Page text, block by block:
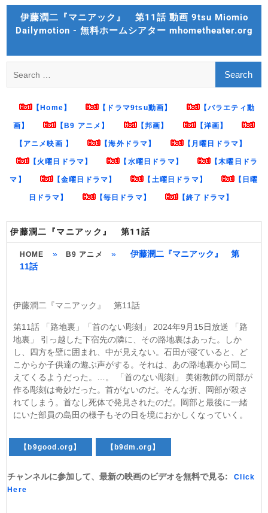
Skip
content
伊藤潤二『マニアック』 第11話 動画 9tsu Miomio
Dailymotion - 無料ホームシアター mhometheater.org
for:
【Home】 【ドラマ9tsu動画】 【バラエティ動
画】 【B9 アニメ】 【邦画】 【洋画】
【アニメ映画 】 【海外ドラマ】 【月曜日ドラマ】
【火曜日ドラマ】 【水曜日ドラマ】 【木曜日ドラ
マ】 【金曜日ドラマ】 【土曜日ドラマ】 【日曜
日ドラマ】 【毎日ドラマ】 【終了ドラマ】
伊藤潤二『マニアック』 第11話
HOME » B9 アニメ »
伊藤潤二『マニアック』 第
11話
伊藤潤二『マニアック』 第11話
第11話 「路地裏」「首のない彫刻」 2024年9月15日放送 「路
地裏」 引っ越した下宿先の隣に、その路地裏はあった。しか
し、四方を壁に囲まれ、中が見えない。石田が寝ていると、ど
こからか子供達の遊ぶ声がする。それは、あの路地裏から聞こ
えてくるようだった。…。 「首のない彫刻」 美術教師の岡部が
作る彫刻は奇妙だった。首がないのだ。そんな折、岡部が殺さ
れてしまう。首なし死体で発見されたのだ。岡部と最後に一緒
にいた部員の島田の様子もその日を境におかしくなっていく。
【b9good.org】 【b9dm.org】
チャンネルに参加して、最新の映画のビデオを無料で見る:
Click
Here